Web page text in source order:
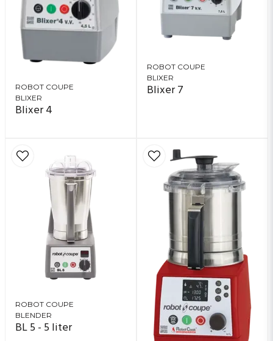
ROBOT COUPE
BLIXER
Blixer 4
ROBOT COUPE
BLIXER
Blixer 7
ROBOT COUPE
BLENDER
BL 5 - 5 liter